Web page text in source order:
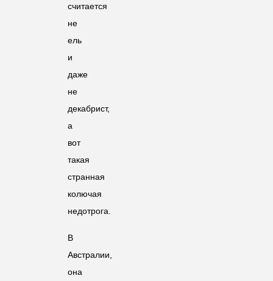
считается
не
ель
и
даже
не
декабрист,
а
вот
такая
странная
колючая
недотрога.
В
Австралии,
она